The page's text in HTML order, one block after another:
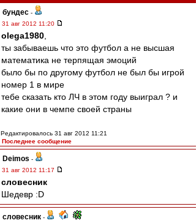
бундес -
31 авг 2012 11:20
olega1980
ты забываешь что это футбол а не высшая
математика не терпящая эмоций
было бы по другому футбол не был бы игрой
номер 1 в мире
тебе сказать кто ЛЧ в этом году выиграл ? и
какие они в чемпе своей страны
Редактировалось 31 авг 2012 11:21
Последнее сообщение
Deimos -
31 авг 2012 11:17
словесник
Шедевр :D
словесник -